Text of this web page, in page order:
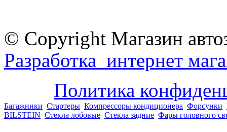
© Copyright Магазин
Разработка интернет
Политика
Багажники Стартеры Компрессоры кондиционера Форсунки
BILSTEIN Стекла лобовые Стекла задние Фары головного